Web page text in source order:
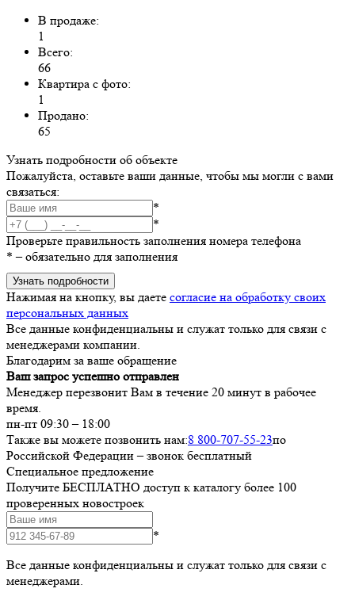
В продаже:
1
Всего:
66
Квартира с фото:
1
Продано:
65
Узнать подробности об объекте
Пожалуйста, оставьте ваши данные, чтобы мы могли с вами
связаться:
*
*
Проверьте правильность заполнения номера телефона
* – обязательно для заполнения
Узнать подробности
Нажимая на кнопку, вы даете согласие на обработку своих
персональных данных
Все данные конфиденциальны и служат только для связи с
менеджерами компании.
Благодарим за ваше обращение
Ваш запрос успешно отправлен
Менеджер перезвонит Вам в течение 20 минут в рабочее
время.
пн-пт 09:30 – 18:00
Также вы можете позвонить нам:8 800-707-55-23по
Российской Федерации – звонок бесплатный
Специальное предложение
Получите БЕСПЛАТНО доступ к каталогу более 100
проверенных новостроек
*
Все данные конфиденциальны и служат только для связи с
менеджерами.